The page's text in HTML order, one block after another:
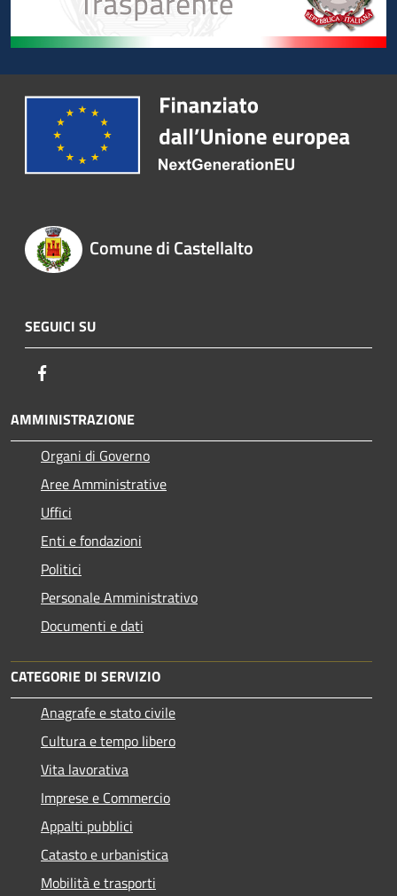
Comune di Castellalto
SEGUICI SU
AMMINISTRAZIONE
Organi di Governo
Aree Amministrative
Uffici
Enti e fondazioni
Politici
Personale Amministrativo
Documenti e dati
CATEGORIE DI SERVIZIO
Anagrafe e stato civile
Cultura e tempo libero
Vita lavorativa
Imprese e Commercio
Appalti pubblici
Catasto e urbanistica
Mobilità e trasporti